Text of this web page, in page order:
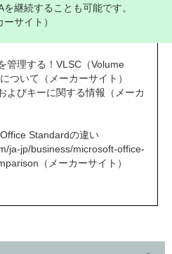
継続することも可能です。
サイト）
管理する！VLSC（Volume
ついて（メーカーサイト）
びキーに関する情報（メーカ
Standardの違い
ja-jp/business/microsoft-office-
（メーカーサイト）